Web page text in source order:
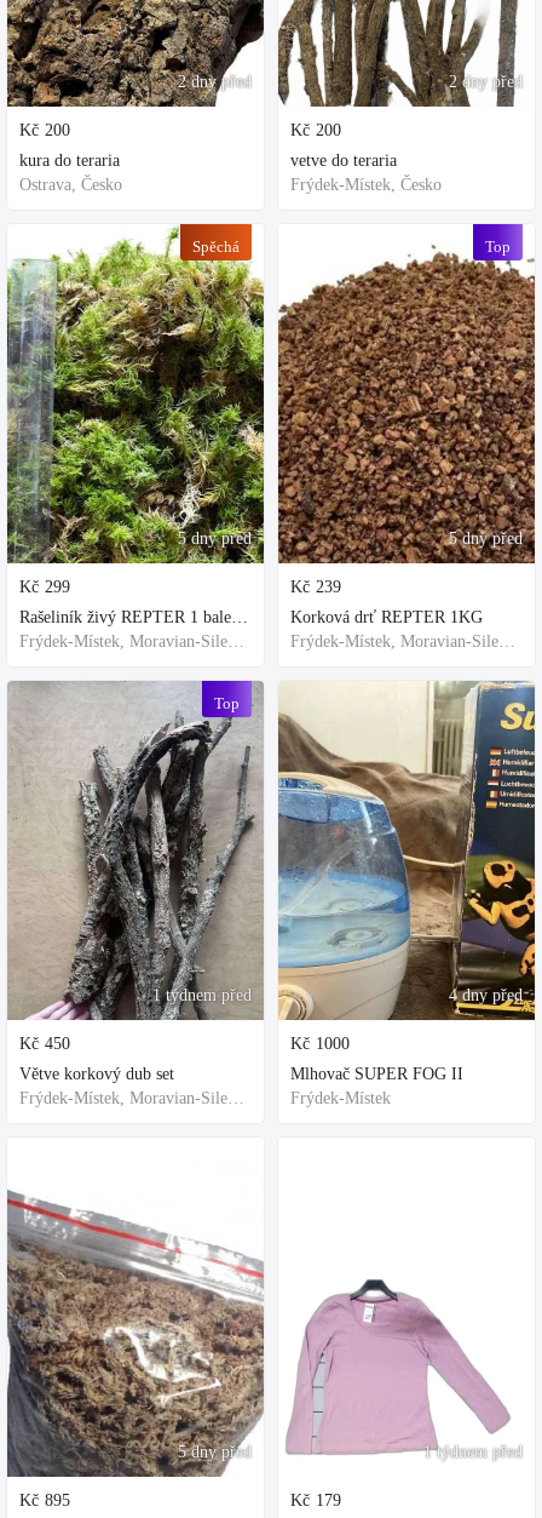
2 dny před
Kč 200
kura do teraria
Ostrava, Česko
5 dny před
Spěchá
Kč 299
Rašeliník živý REPTER 1 balení - násada, TOP kvalita 30cm-30cm-8cm
Frýdek-Místek, Moravian-Silesian Region,Others
1 týdnem před
Top
Kč 450
Větve korkový dub set
Frýdek-Místek, Moravian-Silesian Region,Others
5 dny před
Kč 895
2 dny před
Kč 200
vetve do teraria
Frýdek-Místek, Česko
5 dny před
Top
Kč 239
Korková drť REPTER 1KG
Frýdek-Místek, Moravian-Silesian Region,Others
4 dny před
Kč 1000
Mlhovač SUPER FOG II
Frýdek-Místek
1 týdnem před
Kč 179